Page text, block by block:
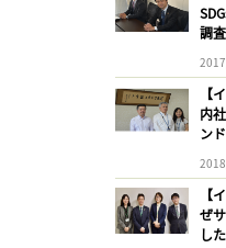
調
【
内
ン
【
ぜ
し